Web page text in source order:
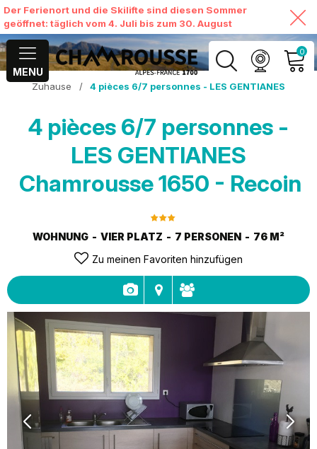
Der Ferienort und die Skilifte sind diesen Sommer
geöffnet: täglich vom 4. Juli bis zum 30. August
MENU
0
MEIN KONTO
MEINEN WARENKORB
Zuhause / 4 pièces 6/7 personnes - LES GENTIANES
4 pièces 6/7 personnes -
LES GENTIANES
Chamrousse 1650 - Recoin
WOHNUNG VIER PLATZ 7 PERSONEN 76 M²
Zu meinen Favoriten hinzufügen